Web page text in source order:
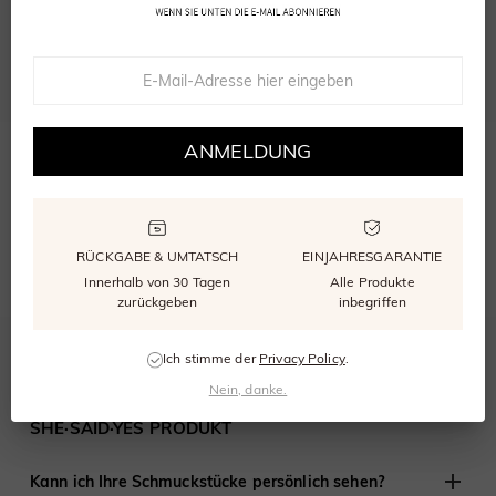
SCHREIBEN SIE DIE ERSTE BEWERTUNG
HÄUFIG GESTELLTE FRAGEN
SHE·SAID·YES PRODUKT
Kann ich Ihre Schmuckstücke persönlich sehen?
ANMELDUNG
RÜCKGABE & UMTATSCH
Innerhalb von 30 Tagen
zurückgeben
EINJAHRESGARANTIE
Alle Produkte
inbegriffen
Ich stimme der Privacy Policy.
Nein, danke.